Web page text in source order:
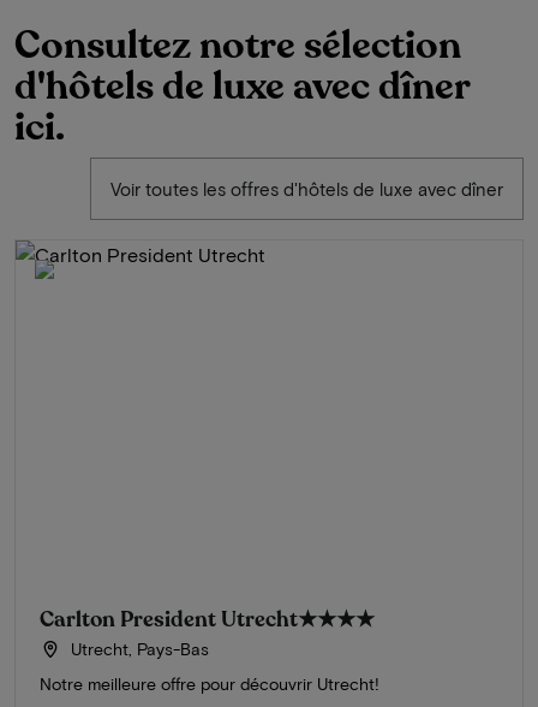
Consultez notre sélection
d'hôtels de luxe avec dîner
ici.
Voir toutes les offres d'hôtels de luxe avec dîner
Carlton President Utrecht★★★★
Utrecht, Pays-Bas
Notre meilleure offre pour découvrir Utrecht!